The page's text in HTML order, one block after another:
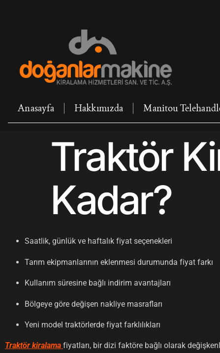
Anasayfa Hakkımızda Manitou
Traktör
Kadar?
Saatlik, günlük ve haftalık fiyat seçenekleri
Tarım ekipmanlarının eklenmesi durumunda fiyat farkı
Kullanım süresine bağlı indirim avantajları
Bölgeye göre değişen nakliye masrafları
Yeni model traktörlerde fiyat farklılıkları
Traktör kiralama fiyatları, bir dizi faktöre bağlı olarak